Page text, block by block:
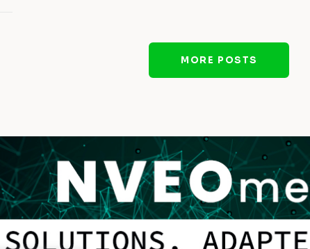
MORE POSTS